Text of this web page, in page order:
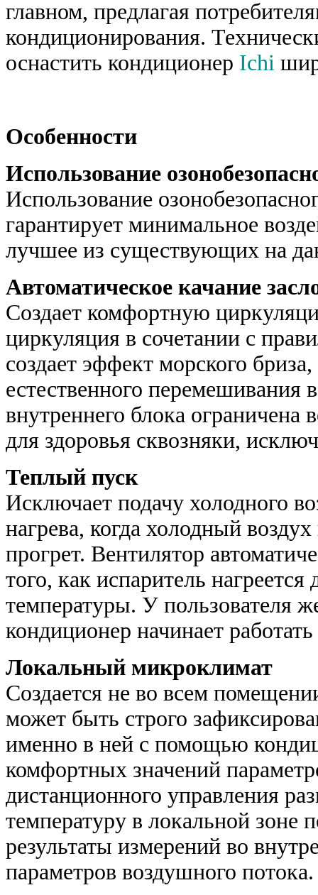
главном, предлагая
кондиционирования.
оснастить кондиционер Ichi
Особенности
Использование
Использование
гарантирует минимальное
лучшее из существующих на
Автоматическое качание
Создает комфортную
циркуляция в сочетании с
создает эффект морского
естественного перемешивания
внутреннего блока
для здоровья сквозняки,
Теплый пуск
Исключает подачу холодного
нагрева, когда холодный
прогрет. Вентилятор
того, как испаритель
температуры. У пользователя
кондиционер начинает
Локальный микроклимат
Создается не во всем
может быть строго
именно в ней с помощью
комфортных значений
дистанционного управления
температуру в локальной зоне
результаты измерений во
параметров воздушного потока.